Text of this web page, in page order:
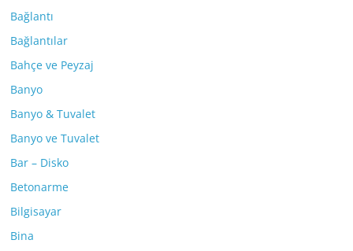
Bağlantı
Bağlantılar
Bahçe ve Peyzaj
Banyo
Banyo & Tuvalet
Banyo ve Tuvalet
Bar – Disko
Betonarme
Bilgisayar
Bina